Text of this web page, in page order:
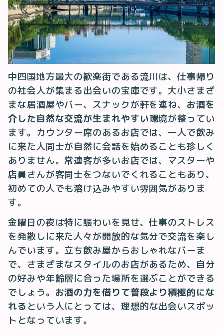
中四国地方最大の歓楽街である流川は、仕事帰り
の社会人が集まる出会いの宝庫です。大小さまざ
まな居酒屋やバー、スナックが軒を連ね、 お酒を
介した自然な交流が生まれやすい環境が整ってい
ます。カウンター席のあるお店では、一人で飲み
に来た人同士が自然に会話を始めることも珍しく
ありません。常連客が多いお店では、マスターや
店員さんが客同士をつないでくれることもあり、
初めての人でも溶け込みやすい雰囲気がありま
す。
金曜日の夜は特に賑わいを見せ、仕事のストレス
を発散しに来た人々が開放的な気分で交流を楽し
んでいます。立ち飲み屋からおしゃれなバーま
で、さまざまなスタイルのお店があるため、自分
の好みや年齢層に合った場所を選ぶことができる
でしょう。 お酒の力を借りて普段より積極的にな
れる という人にとっては、理想的な出会いスポッ
トとなっています。